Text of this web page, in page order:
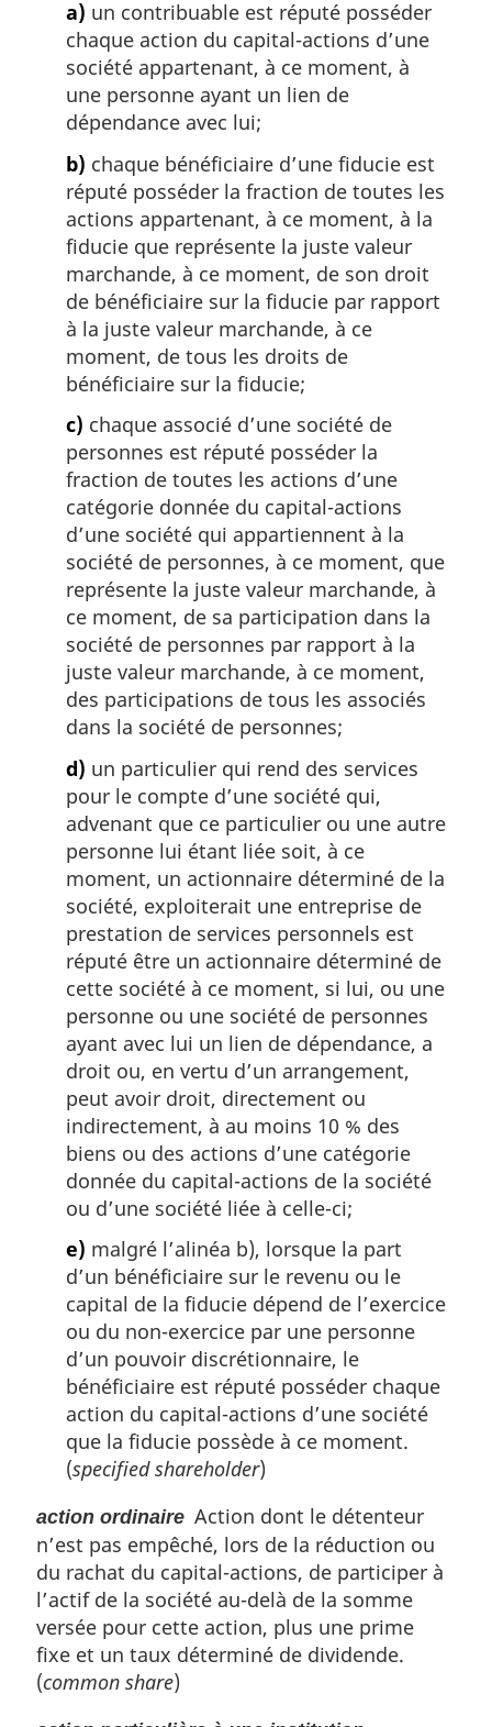
a) un contribuable est réputé posséder
chaque action du capital-actions d’une
société appartenant, à ce moment, à
une personne ayant un lien de
dépendance avec lui;
b) chaque bénéficiaire d’une fiducie est
réputé posséder la fraction de toutes les
actions appartenant, à ce moment, à la
fiducie que représente la juste valeur
marchande, à ce moment, de son droit
de bénéficiaire sur la fiducie par rapport
à la juste valeur marchande, à ce
moment, de tous les droits de
bénéficiaire sur la fiducie;
c) chaque associé d’une société de
personnes est réputé posséder la
fraction de toutes les actions d’une
catégorie donnée du capital-actions
d’une société qui appartiennent à la
société de personnes, à ce moment, que
représente la juste valeur marchande, à
ce moment, de sa participation dans la
société de personnes par rapport à la
juste valeur marchande, à ce moment,
des participations de tous les associés
dans la société de personnes;
d) un particulier qui rend des services
pour le compte d’une société qui,
advenant que ce particulier ou une autre
personne lui étant liée soit, à ce
moment, un actionnaire déterminé de la
société, exploiterait une entreprise de
prestation de services personnels est
réputé être un actionnaire déterminé de
cette société à ce moment, si lui, ou une
personne ou une société de personnes
ayant avec lui un lien de dépendance, a
droit ou, en vertu d’un arrangement,
peut avoir droit, directement ou
indirectement, à au moins 10 % des
biens ou des actions d’une catégorie
donnée du capital-actions de la société
ou d’une société liée à celle-ci;
e) malgré l’alinéa b), lorsque la part
d’un bénéficiaire sur le revenu ou le
capital de la fiducie dépend de l’exercice
ou du non-exercice par une personne
d’un pouvoir discrétionnaire, le
bénéficiaire est réputé posséder chaque
action du capital-actions d’une société
que la fiducie possède à ce moment.
(specified shareholder)
action ordinaire Action dont le détenteur
n’est pas empêché, lors de la réduction ou
du rachat du capital-actions, de participer à
l’actif de la société au-delà de la somme
versée pour cette action, plus une prime
fixe et un taux déterminé de dividende.
(common share)